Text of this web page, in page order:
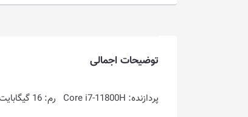
توضیحات اجمالی
پردازنده: Core i7-11800H رم: 16 گیگابایت گرافیک: 6 گیگابایت فضای ذخیره سازی: 1TB SSD